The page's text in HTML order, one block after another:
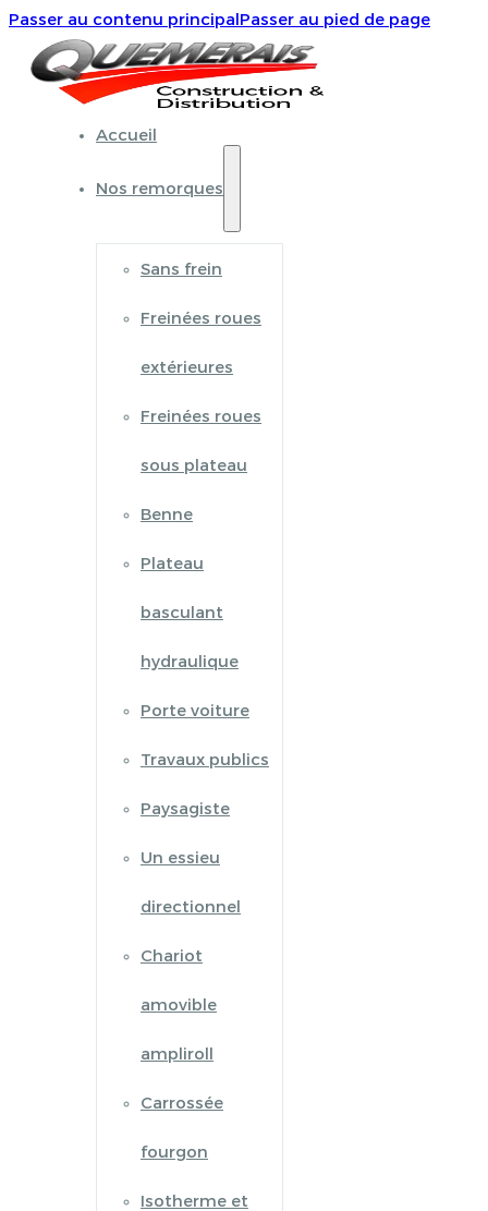
Passer au contenu principalPasser au pied de page
Accueil
Nos remorques
Sans frein
Freinées roues
extérieures
Freinées roues
sous plateau
Benne
Plateau
basculant
hydraulique
Porte voiture
Travaux publics
Paysagiste
Un essieu
directionnel
Chariot
amovible
ampliroll
Carrossée
fourgon
Isotherme et